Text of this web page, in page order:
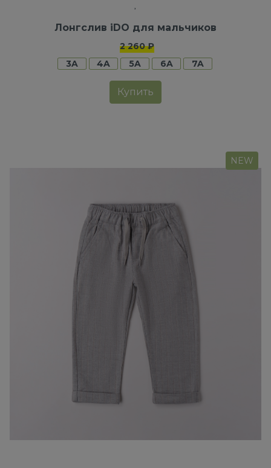
Лонгслив iDO для мальчиков
2 260 ₽
3A
4A 5A 6A 7A
Купить
NEW